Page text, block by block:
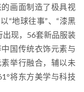
画面制造了极具视
“地球往事”、“漆黑
出现，56套新品服装
国传统衣饰元素与
举行融合，辅以未
将东方美学与科技